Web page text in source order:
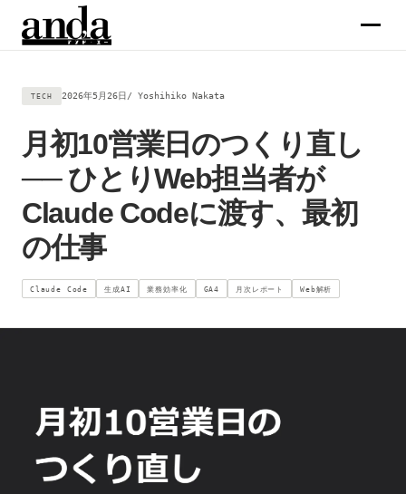
サービス
コラム
メンバー
求人
TECH 2026年5月26日 Yoshihiko Nakata
月初10営業日のつくり直し
── ひとりWeb担当者が
Claude Codeに渡す、最初
の仕事
Claude Code 生成AI 業務効率化 GA4 月次レポート Web解析